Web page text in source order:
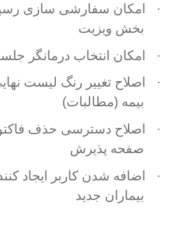
·
امکان سفارشی سازی
بخش ویزیت
·
امکان انتخاب درمانگر
·
اصلاح تغییر رنگ لیست
بیمه (مطالبات)
·
اصلاح دسترسی حذف
صفحه پذیرش
·
اضافه شدن کاربر ایجاد
بیماران جدید